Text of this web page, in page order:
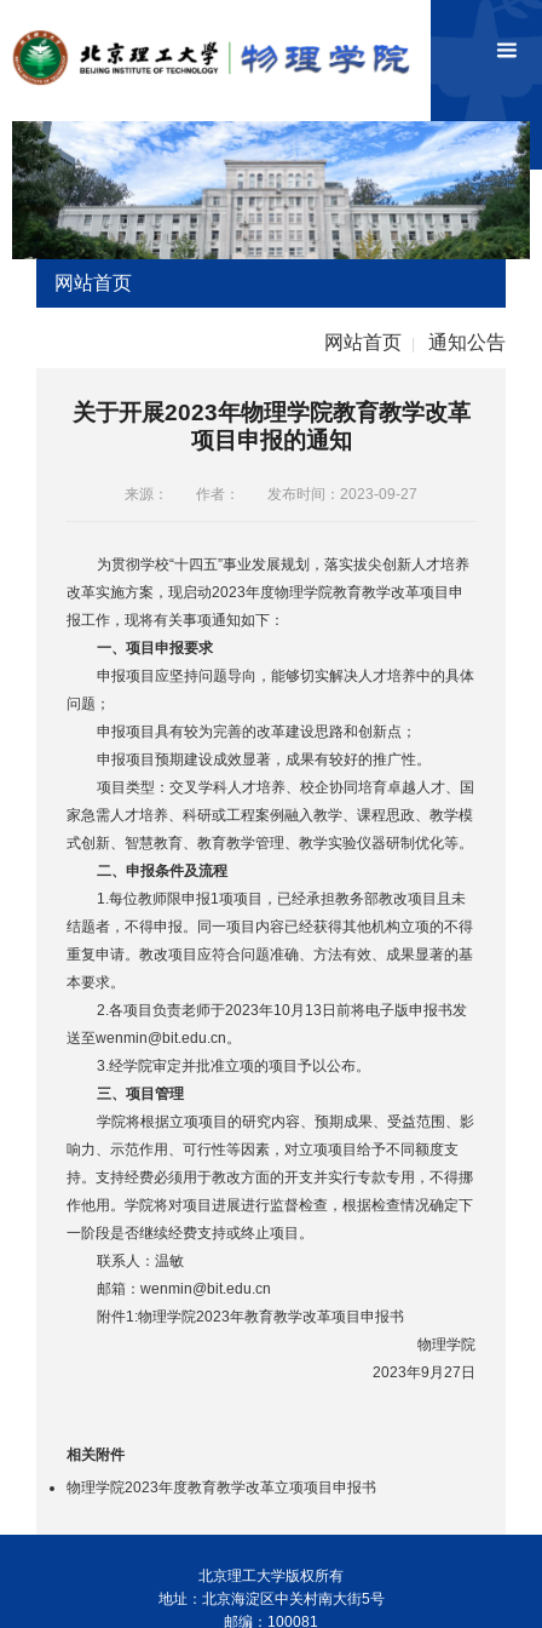
网站首页
网站首页 通知公告
关于开展2023年物理学院教育教学改革
项目申报的通知
来源： 作者： 发布时间：2023-09-27
为贯彻学校“十四五”事业发展规划，落实拔尖创新人才培养
改革实施方案，现启动2023年度物理学院教育教学改革项目申
报工作，现将有关事项通知如下：
一、项目申报要求
申报项目应坚持问题导向，能够切实解决人才培养中的具体
问题；
申报项目具有较为完善的改革建设思路和创新点；
申报项目预期建设成效显著，成果有较好的推广性。
项目类型：交叉学科人才培养、校企协同培育卓越人才、国
家急需人才培养、科研或工程案例融入教学、课程思政、教学模
式创新、智慧教育、教育教学管理、教学实验仪器研制优化等。
二、申报条件及流程
1.每位教师限申报1项项目，已经承担教务部教改项目且未
结题者，不得申报。同一项目内容已经获得其他机构立项的不得
重复申请。教改项目应符合问题准确、方法有效、成果显著的基
本要求。
2.各项目负责老师于2023年10月13日前将电子版申报书发
送至wenmin@bit.edu.cn。
3.经学院审定并批准立项的项目予以公布。
三、项目管理
学院将根据立项项目的研究内容、预期成果、受益范围、影
响力、示范作用、可行性等因素，对立项项目给予不同额度支
持。支持经费必须用于教改方面的开支并实行专款专用，不得挪
作他用。学院将对项目进展进行监督检查，根据检查情况确定下
一阶段是否继续经费支持或终止项目。
联系人：温敏
邮箱：wenmin@bit.edu.cn
附件1:物理学院2023年教育教学改革项目申报书
物理学院
2023年9月27日
相关附件
物理学院2023年度教育教学改革立项项目申报书
北京理工大学版权所有
地址：北京海淀区中关村南大街5号
邮编：100081